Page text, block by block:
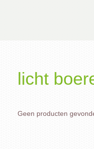
licht
Geen producten